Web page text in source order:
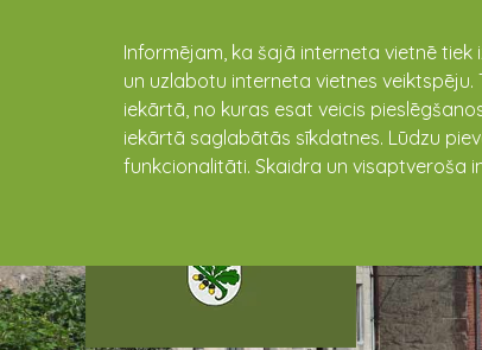
Informējam, ka šajā interneta vietnē
un uzlabotu interneta vietnes
iekārtā, no kuras esat veicis
iekārtā saglabātās sīkdatnes. Lūdzu
funkcionalitāti. Skaidra un visaptveroša